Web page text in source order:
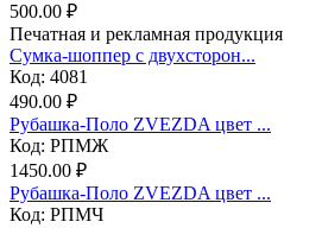
500.00 ₽
Печатная и рекламная продукция
Сумка-шоппер с двухсторон...
Код: 4081
490.00 ₽
Рубашка-Поло ZVEZDA цвет ...
Код: РПМЖ
1450.00 ₽
Рубашка-Поло ZVEZDA цвет ...
Код: РПМЧ